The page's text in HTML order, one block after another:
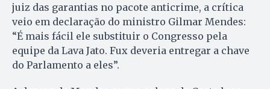
juiz das garantias no pacote anticrime, a crítica
veio em declaração do ministro Gilmar Mendes:
“É mais fácil ele substituir o Congresso pela
equipe da Lava Jato. Fux deveria entregar a chave
do Parlamento a eles”.